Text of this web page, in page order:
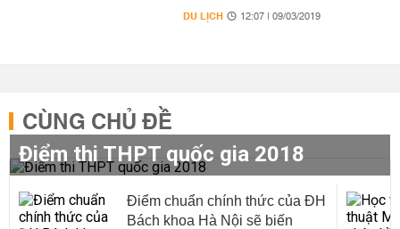
DU LỊCH 12:07 | 09/03/2019
CÙNG CHỦ ĐỀ
Điểm thi THPT quốc gia 2018
Điểm chuẩn chính thức của ĐH
Bách khoa Hà Nội sẽ biến